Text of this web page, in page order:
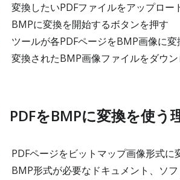
変換したいPDFファイルをアップロー
BMPに変換を開始するボタンを押す
ツールが各PDFページをBMP画像に
変換されたBMP画像ファイルをダウ
PDFをBMPに変換を使う
PDFページをビットマップ画像形式
BMP形式が必要なドキュメント、ソ